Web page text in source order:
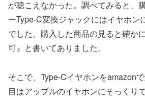
が聴こえなかった。調べてみると、
ーType-C変換ジャックにはイヤホン
でした。購入した商品の見ると確か
可』と書いてありました。
そこで、Type-Cイヤホンをamazon
目はアップルのイヤホンにそっくりで